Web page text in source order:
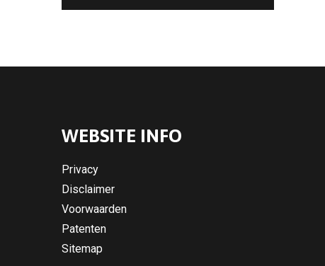
WEBSITE INFO
Privacy
Disclaimer
Voorwaarden
Patenten
Sitemap